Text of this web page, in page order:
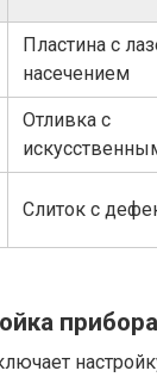
Пластина с
насечением
Отливка с
Слиток с
прибора